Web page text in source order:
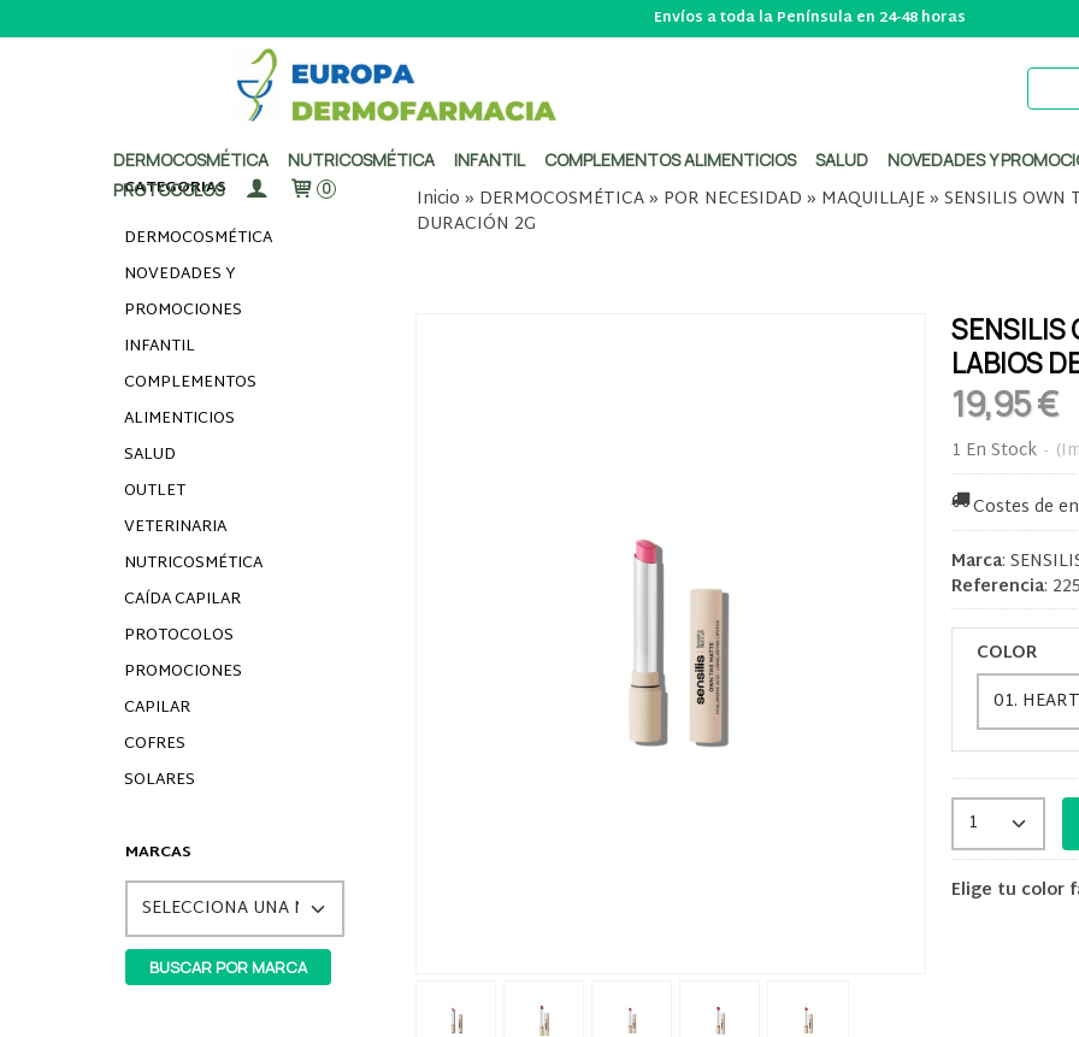
Envíos a toda la Península en 24-48 horas
DERMOCOSMÉTICA NUTRICOSMÉTICA INFANTIL COMPLEMENTOS ALIMENTICIOS SALUD NOVEDADES Y
PROTOCOLOS
0
CATEGORÍAS
DERMOCOSMÉTICA
NOVEDADES Y
PROMOCIONES
INFANTIL
COMPLEMENTOS
ALIMENTICIOS
SALUD
OUTLET
VETERINARIA
NUTRICOSMÉTICA
CAÍDA CAPILAR
PROTOCOLOS
PROMOCIONES
CAPILAR
COFRES
SOLARES
MARCAS
Inicio » DERMOCOSMÉTICA» POR NECESIDAD » MAQUILLAJE» SENSILIS OWN
DURACIÓN 2G
SENSILIS
LABIOS
19,95 €
1 En Stock -
Costes de
Marca:
Referencia:
COLOR
Elige tu color